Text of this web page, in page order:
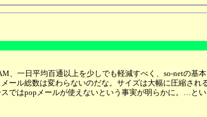
、一日平均百通以上を少しでも軽減すべく、so-netの
ル総数は変わらないのだな。サイズは大幅に圧縮され
はpopメールが使えないという事実が明らかに。…と